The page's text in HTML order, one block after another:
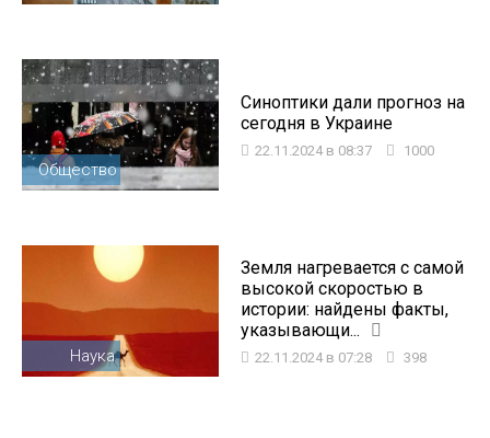
Общество
Синоптики дали прогноз на
сегодня в Украине
22.11.2024 в 08:37 1000
Наука
Земля нагревается с самой
высокой скоростью в
истории: найдены факты,
указывающи...
22.11.2024 в 07:28 398